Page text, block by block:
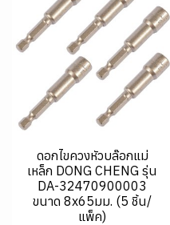
ดอกไขควงหัวบล๊อกแม่
เหล็ก DONG CHENG รุ่น
DA-32470900003
ขนาด 8x65มม. (5 ชิ้น/
แพ็ค)